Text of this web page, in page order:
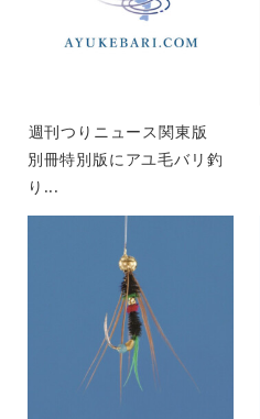
週刊つりニュース関東版
別冊特別版にアユ毛バリ釣
り...